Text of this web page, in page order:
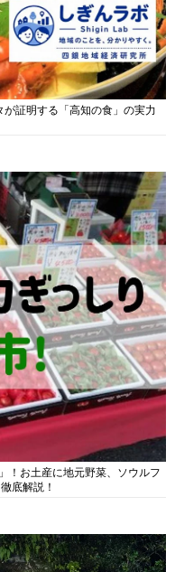
証明する「高知の食」の実力
！お土産に地元野菜、ソウルフ
底解説！